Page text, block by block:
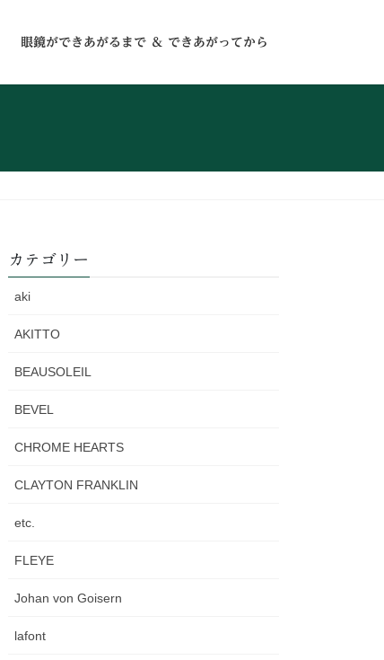
眼鏡ができあがるまで ＆ できあがってから
カテゴリー
aki
AKITTO
BEAUSOLEIL
BEVEL
CHROME HEARTS
CLAYTON FRANKLIN
etc.
FLEYE
Johan von Goisern
lafont